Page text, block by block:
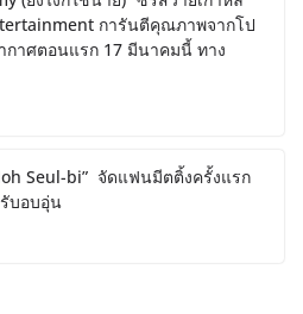
การันตีคุณภาพจากโป
กาศตอนแรก 17 มีนาคมนี้ ทาง
Seul-bi” จัดแฟนมีตติ้งครั้งแรก
บอบอุ่น